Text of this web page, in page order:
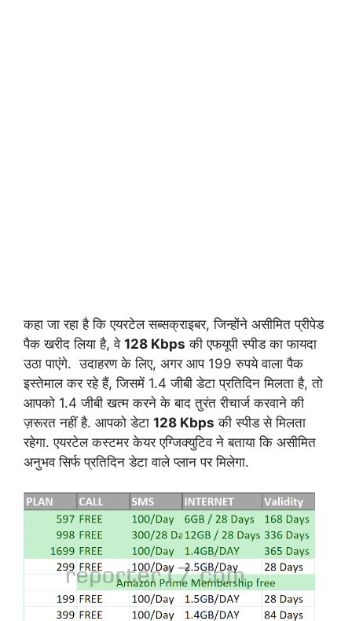
कहा जा रहा है कि एयरटेल सब्सक्राइबर, जिन्होंने असीमित प्रीपेड
पैक खरीद लिया है, वे 128 Kbps की एफयूपी स्पीड का फायदा
उठा पाएंगे. उदाहरण के लिए, अगर आप 199 रुपये वाला पैक
इस्तेमाल कर रहे हैं, जिसमें 1.4 जीबी डेटा प्रतिदिन मिलता है, तो
आपको 1.4 जीबी खत्म करने के बाद तुरंत रीचार्ज करवाने की
ज़रूरत नहीं है. आपको डेटा 128 Kbps की स्पीड से मिलता
रहेगा. एयरटेल कस्टमर केयर एग्जिक्युटिव ने बताया कि असीमित
अनुभव सिर्फ प्रतिदिन डेटा वाले प्लान पर मिलेगा.